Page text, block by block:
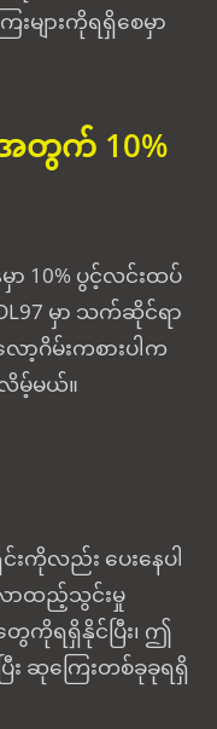
များကိုရရှိစေမှာ
အတွက် 10%
မှာ 10% ပွင့်လင်းထပ်
မှာ သက်ဆိုင်ရာ
ာ့ဂိမ်းကစားပါက
လိမ့်မယ်။
းကိုလည်း ပေးနေပါ
ာထည့်သွင်းမှု
ကိုရရှိနိုင်ပြီး၊ ဤ
း ဆုကြေးတစ်ခုခုရရှိ